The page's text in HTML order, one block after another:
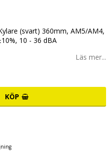
(svart) 360mm, AM5/AM4,
10 - 36 dBA
Läs mer...
KÖP